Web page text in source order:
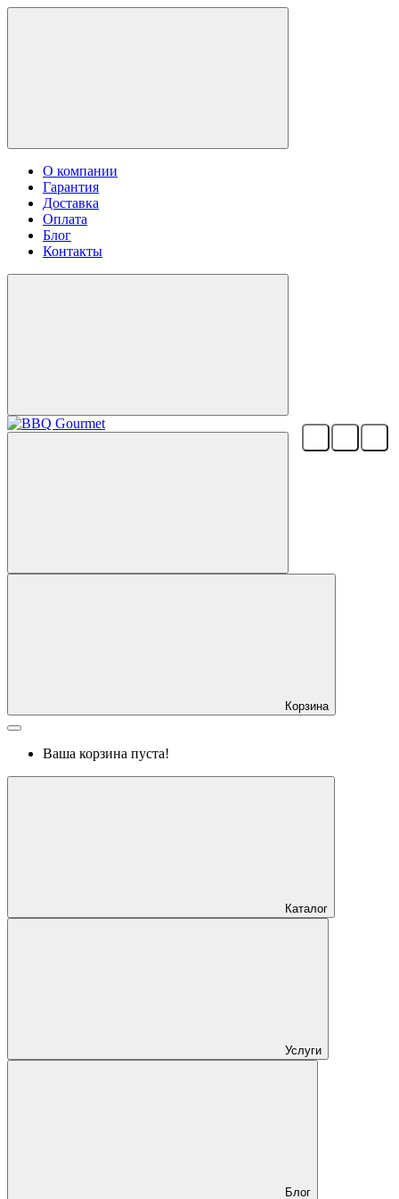
О компании
Гарантия
Доставка
Оплата
Блог
Контакты
Корзина
Ваша корзина пуста!
Каталог
Услуги
Блог